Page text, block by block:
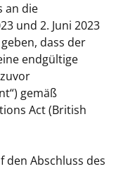
an die
und 2. Juni 2023
dass der
endgültige
gemäß
Act (British
den Abschluss des